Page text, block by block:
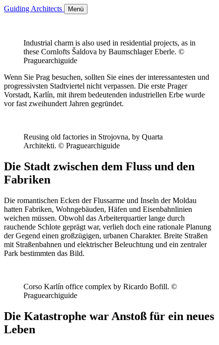
Guiding Architects Menü
Industrial charm is also used in residential projects, as in
these Cornlofts Šaldova by Baumschlager Eberle. ©
Praguearchiguide
Wenn Sie Prag besuchen, sollten Sie eines der interessantesten und
progressivsten Stadtviertel nicht verpassen. Die erste Prager
Vorstadt, Karlín, mit ihrem bedeutenden industriellen Erbe wurde
vor fast zweihundert Jahren gegründet.
Reusing old factories in Strojovna, by Quarta
Architekti. © Praguearchiguide
Die Stadt zwischen dem Fluss und den
Fabriken
Die romantischen Ecken der Flussarme und Inseln der Moldau
hatten Fabriken, Wohngebäuden, Häfen und Eisenbahnlinien
weichen müssen. Obwohl das Arbeiterquartier lange durch
rauchende Schlote geprägt war, verlieh doch eine rationale Planung
der Gegend einen großzügigen, urbanen Charakter. Breite Straßen
mit Straßenbahnen und elektrischer Beleuchtung und ein zentraler
Park bestimmten das Bild.
Corso Karlín office complex by Ricardo Bofill. ©
Praguearchiguide
Die Katastrophe war Anstoß für ein neues
Leben